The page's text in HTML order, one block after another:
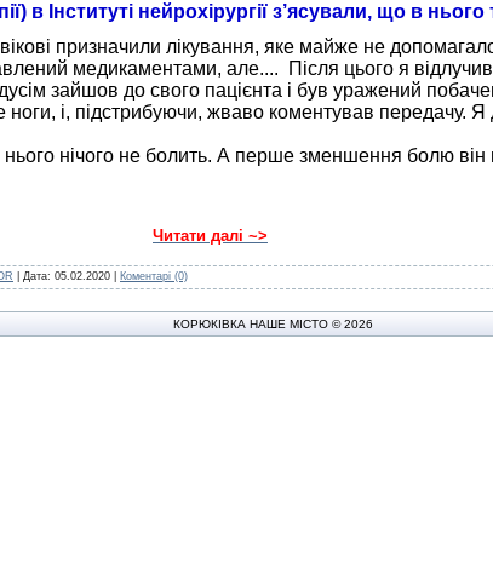
в Інституті нейрохірургії з’ясували, що в
призначили лікування, яке майже не
медикаментами, але.... Після цього я
зайшов до свого пацієнта і був уражений
ноги, і, підстрибуючи, жваво коментував передачу.
нічого не болить. А перше зменшення болю він
Читати далі ~>
| Дата: 05.02.2020 Коментарі (0)
КОРЮКІВКА НАШЕ МІСТО © 2026